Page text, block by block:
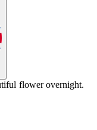
flower overnight.